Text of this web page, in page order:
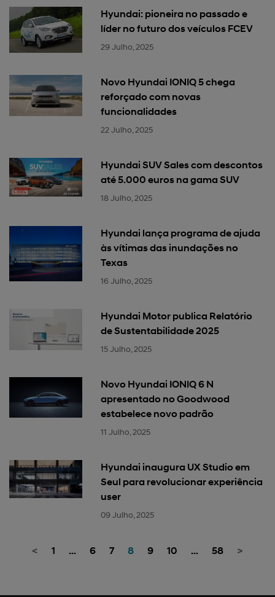
Hyundai: pioneira no passado e
líder no futuro dos veículos FCEV
29 Julho, 2025
Novo Hyundai IONIQ 5 chega
reforçado com novas
funcionalidades
22 Julho, 2025
Hyundai SUV Sales com descontos
até 5.000 euros na gama SUV
18 Julho, 2025
Hyundai lança programa de ajuda
às vítimas das inundações no
Texas
16 Julho, 2025
Hyundai Motor publica Relatório
de Sustentabilidade 2025
15 Julho, 2025
Novo Hyundai IONIQ 6 N
apresentado no Goodwood
estabelece novo padrão
11 Julho, 2025
Hyundai inaugura UX Studio em
Seul para revolucionar experiência
user
09 Julho, 2025
< 1 … 6 7 8 9 10 … 58 >